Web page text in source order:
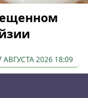
АВГУСТА 2026 18:09